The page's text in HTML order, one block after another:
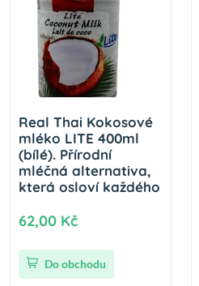
Real Thai Kokosové
mléko LITE 400ml
(bílé). Přírodní
mléčná alternativa,
která osloví každého
62,00 Kč
Do obchodu